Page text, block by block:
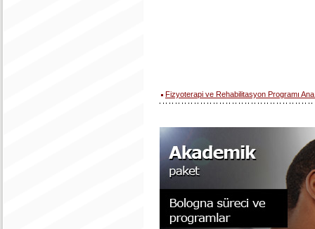
Fizyoterapi ve Rehabilitasyon Programı